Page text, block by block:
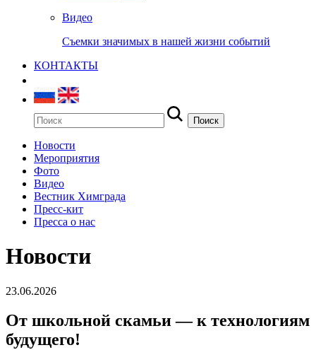
Видео
Съемки значимых в нашей жизни событий
КОНТАКТЫ
Новости
Мероприятия
Фото
Видео
Вестник Химграда
Пресс-кит
Пресса о нас
Новости
23.06.2026
От школьной скамьи — к технологиям
будущего!